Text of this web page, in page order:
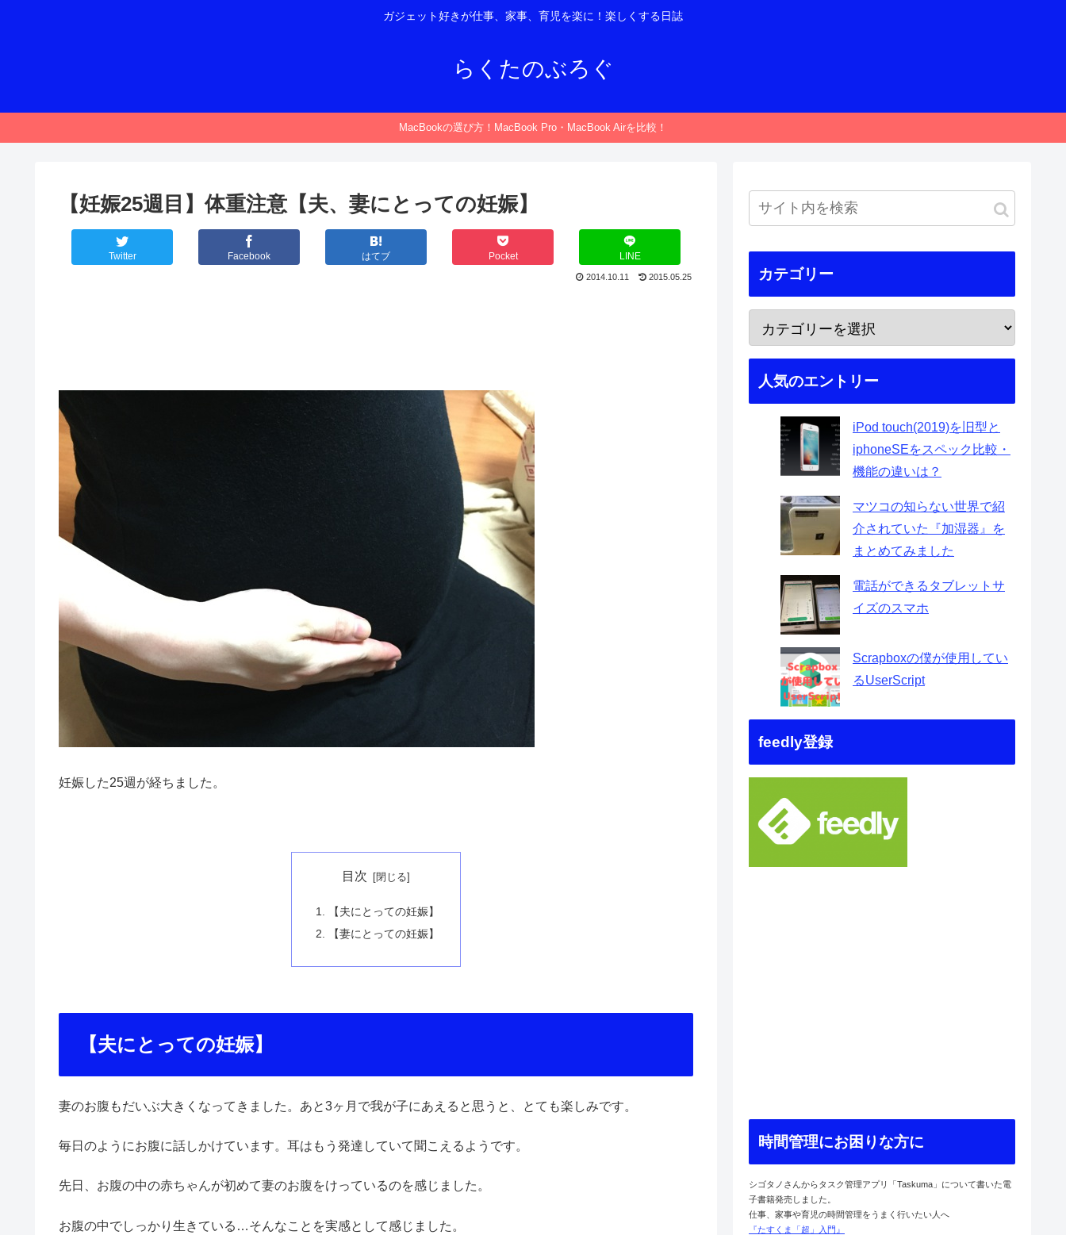
ガジェット好きが仕事、家事、育児を楽に！楽しくする日誌
らくたのぶろぐ
MacBookの選び方！MacBook Pro・MacBook Airを比較！
【妊娠25週目】体重注意【夫、妻にとっての妊娠】
Twitter Facebook はてブ Pocket LINE
2015.05.25
2014.10.11
妊娠した25週が経ちました。
目次
【夫にとっての妊娠】
【妻にとっての妊娠】
【夫にとっての妊娠】
妻のお腹もだいぶ大きくなってきました。あと3ヶ月で我が子にあえると思うと、とても楽しみです。
毎日のようにお腹に話しかけています。耳はもう発達していて聞こえるようです。
先日、お腹の中の赤ちゃんが初めて妻のお腹をけっているのを感じました。
お腹の中でしっかり生きている…そんなことを実感として感じました。
カテゴリー
人気のエントリー
iPod touch(2019)を旧型と
iphoneSEをスペック比較・
機能の違いは？
マツコの知らない世界で紹
介されていた『加湿器』を
まとめてみました
電話ができるタブレットサ
イズのスマホ
Scrapboxの僕が使用してい
るUserScript
feedly登録
時間管理にお困りな方に
シゴタノさんからタスク管理アプリ「Taskuma」について書いた電
子書籍発売しました。
仕事、家事や育児の時間管理をうまく行いたい人へ
『たすくま「超」入門』